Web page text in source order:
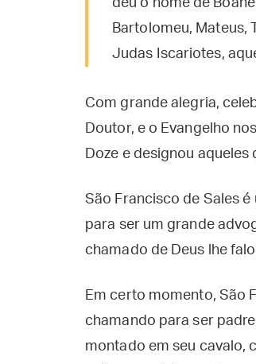
deu o nome de
Bartolomeu, Mateus,
Judas Iscariotes,
Com grande alegria,
Doutor, e o Evangelho
Doze e designou aqueles
São Francisco de Sales
para ser um grande
chamado de Deus lhe
Em certo momento, São
chamando para ser
montado em seu cavalo,